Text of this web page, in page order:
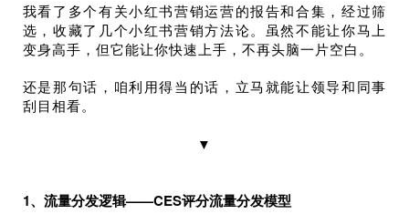
我看了多个有关小红书营销运营的报告和合集，经过筛
选，收藏了几个小红书营销方法论。虽然不能让你马上
变身高手，但它能让你快速上手，不再头脑一片空白。
还是那句话， 咱利用得当的话，立马就能让领导和同事
刮目相看。
▼
1、流量分发逻辑——CES评分流量分发模型